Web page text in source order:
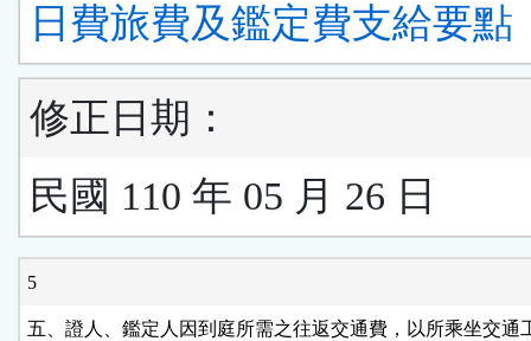
日費旅費及鑑定費支給要點
修正日期：
民國 110 年 05 月 26 日
5
五、證人、鑑定人因到庭所需之往返交通費，以所乘坐交通